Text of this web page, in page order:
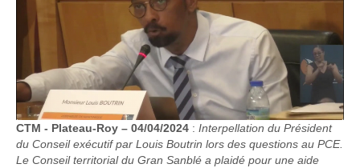
CTM - Plateau-Roy – 04/04/2024 : Interpellation du Président
du Conseil exécutif par Louis Boutrin lors des questions au PCE.
Le Conseil territorial du Gran Sanblé a plaidé pour une aide